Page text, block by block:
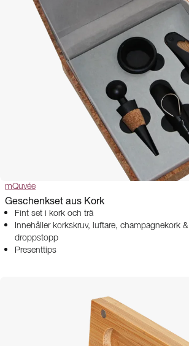
mQuvée
Geschenkset aus Kork
Fint set i kork och trä
Innehåller korkskruv, luftare, champagnekork &
droppstopp
Presenttips